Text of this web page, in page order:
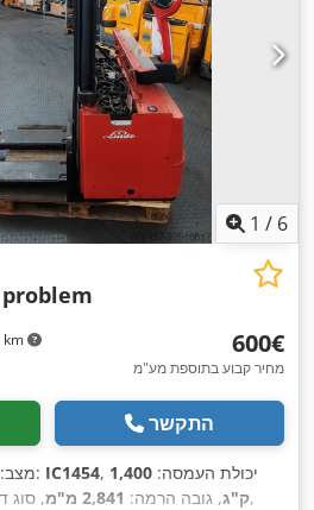
1 / 6
km ‏600 ‏€
מחיר קבוע בתוספת מע"מ
התקשר
מצב:, מספר מכונה/רכב: IC1454 , יכולת העמסה: 1,400
ק"ג, גובה הרמה: 2,841 מ"מ , סוג ,